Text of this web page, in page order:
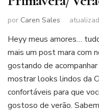
por Caren Sales
Heyy meus amores…
mais um post mara com
gostando de
mostrar looks lindos da
confortáveis para que
gostoso de verão.